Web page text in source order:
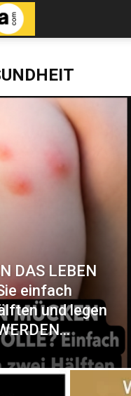
DAS LEBEN
einfach
und legen